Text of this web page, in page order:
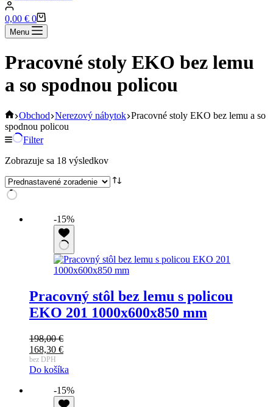
Shopping
cart
0,00 € 0
Menu
Pracovné stoly EKO bez lemu
a so spodnou policou
Home
Obchod Nerezový nábytok Pracovné stoly EKO bez lemu a so
spodnou policou
Filter
Zobrazuje sa 18 výsledkov
-15%
Pracovný stôl bez lemu s policou
EKO 201 1000x600x850 mm
198,00€
Pôvodná
cena
bola:
168,30 €
Aktuálna
cena
168,30 €.
bez DPH
Do košíka
-15%